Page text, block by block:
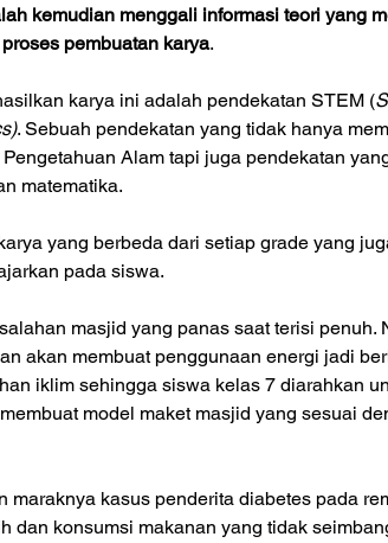
kemudian menggali informasi teori yang
pembuatan karya.
karya ini adalah pendekatan STEM (
. Sebuah pendekatan yang tidak hanya
Alam tapi juga pendekatan
matematika.
yang berbeda dari setiap grade yang
pada siswa.
masjid yang panas saat terisi penuh.
akan membuat penggunaan energi jadi
iklim sehingga siswa kelas 7 diarahkan
model maket masjid yang sesuai
kasus penderita diabetes pada
dan konsumsi makanan yang tidak